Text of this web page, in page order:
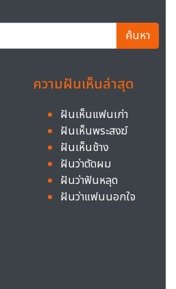
ค้นหา
ความฝันเห็นล่าสุด
ฝันเห็นแฟนเก่า
ฝันเห็นพระสงฆ์
ฝันเห็นช้าง
ฝันว่าตัดผม
ฝันว่าฟันหลุด
ฝันว่าแฟนนอกใจ